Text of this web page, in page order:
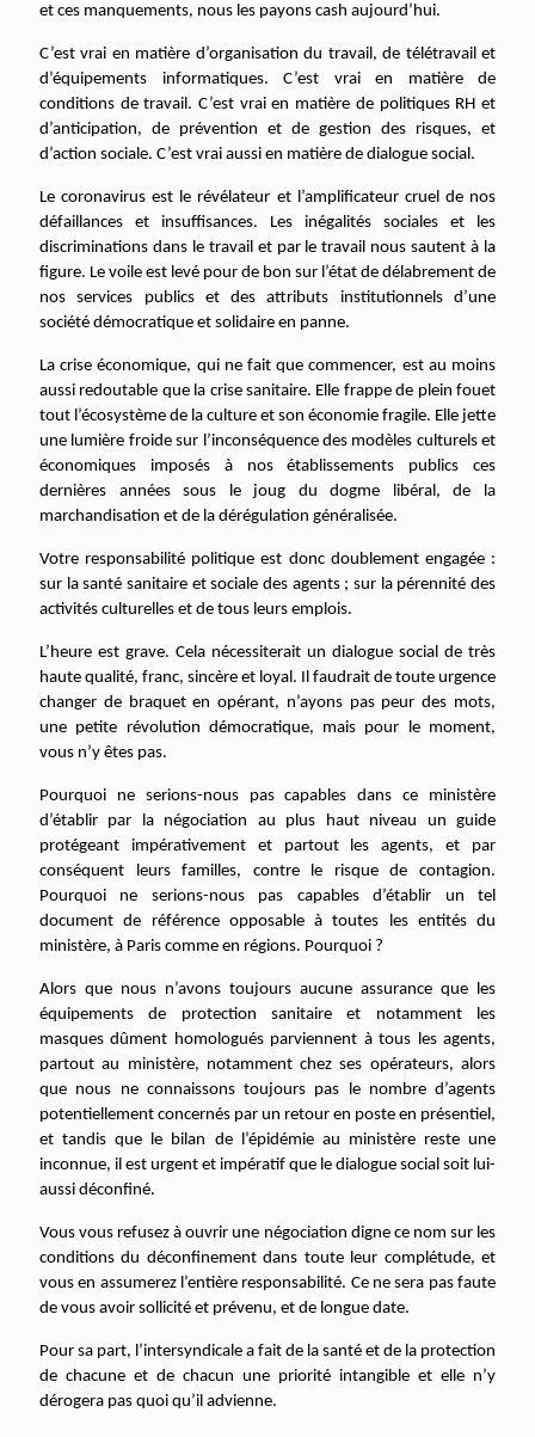
et ces manquements, nous les payons cash aujourd’hui.
C’est vrai en matière d’organisation du travail, de télétravail et
d’équipements informatiques. C’est vrai en matière de
conditions de travail. C’est vrai en matière de politiques RH et
d’anticipation, de prévention et de gestion des risques, et
d’action sociale. C’est vrai aussi en matière de dialogue social.
Le coronavirus est le révélateur et l’amplificateur cruel de nos
défaillances et insuffisances. Les inégalités sociales et les
discriminations dans le travail et par le travail nous sautent à la
figure. Le voile est levé pour de bon sur l’état de délabrement de
nos services publics et des attributs institutionnels d’une
société démocratique et solidaire en panne.
La crise économique, qui ne fait que commencer, est au moins
aussi redoutable que la crise sanitaire. Elle frappe de plein fouet
tout l’écosystème de la culture et son économie fragile. Elle jette
une lumière froide sur l’inconséquence des modèles culturels et
économiques imposés à nos établissements publics ces
dernières années sous le joug du dogme libéral, de la
marchandisation et de la dérégulation généralisée.
Votre responsabilité politique est donc doublement engagée :
sur la santé sanitaire et sociale des agents ; sur la pérennité des
activités culturelles et de tous leurs emplois.
L’heure est grave. Cela nécessiterait un dialogue social de très
haute qualité, franc, sincère et loyal. Il faudrait de toute urgence
changer de braquet en opérant, n’ayons pas peur des mots,
une petite révolution démocratique, mais pour le moment,
vous n’y êtes pas.
Pourquoi ne serions-nous pas capables dans ce ministère
d’établir par la négociation au plus haut niveau un guide
protégeant impérativement et partout les agents, et par
conséquent leurs familles, contre le risque de contagion.
Pourquoi ne serions-nous pas capables d’établir un tel
document de référence opposable à toutes les entités du
ministère, à Paris comme en régions. Pourquoi ?
Alors que nous n’avons toujours aucune assurance que les
équipements de protection sanitaire et notamment les
masques dûment homologués parviennent à tous les agents,
partout au ministère, notamment chez ses opérateurs, alors
que nous ne connaissons toujours pas le nombre d’agents
potentiellement concernés par un retour en poste en présentiel,
et tandis que le bilan de l’épidémie au ministère reste une
inconnue, il est urgent et impératif que le dialogue social soit lui-
aussi déconfiné.
Vous vous refusez à ouvrir une négociation digne ce nom sur les
conditions du déconfinement dans toute leur complétude, et
vous en assumerez l’entière responsabilité. Ce ne sera pas faute
de vous avoir sollicité et prévenu, et de longue date.
Pour sa part, l’intersyndicale a fait de la santé et de la protection
de chacune et de chacun une priorité intangible et elle n’y
dérogera pas quoi qu’il advienne.